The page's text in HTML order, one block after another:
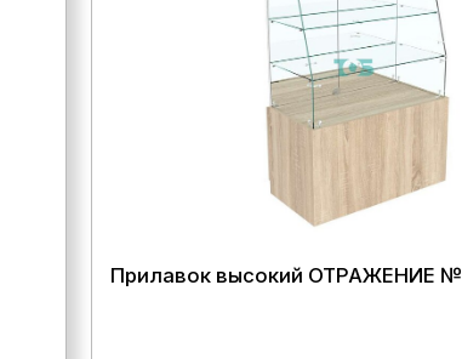
Прилавок высокий ОТРАЖЕНИЕ